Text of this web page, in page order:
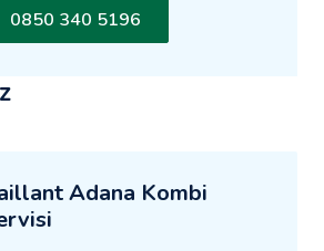
0850 340 5196
Adana Kombi